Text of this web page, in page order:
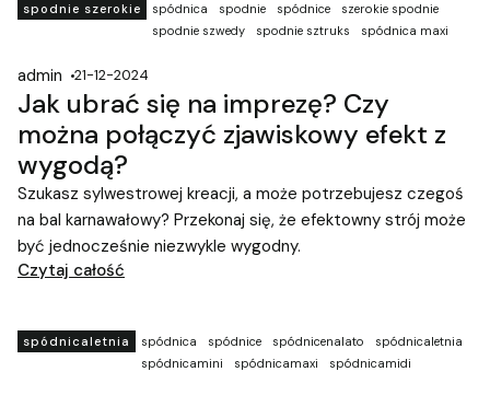
spodnie szerokie spódnica spodnie spódnice
szerokie spodnie
spodnie szwedy
spodnie sztruks spódnica maxi
admin 21-12-2024
Jak ubrać się na imprezę? Czy
można połączyć zjawiskowy efekt z
wygodą?
Szukasz sylwestrowej kreacji, a może potrzebujesz czegoś
na bal karnawałowy? Przekonaj się, że efektowny strój może
być jednocześnie niezwykle wygodny.
Czytaj całość
spódnicaletnia spódnica spódnice spódnicenalato
spódnicaletnia
spódnicamini
spódnicamaxi spódnicamidi